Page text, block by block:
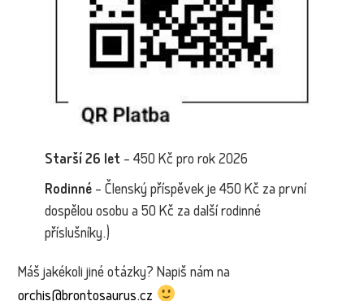
Starší 26 let – 450 Kč pro rok 2026
Rodinné– Členský příspěvek je 450 Kč za první
dospělou osobu a 50 Kč za další rodinné
příslušníky.)
Máš jakékoli jiné otázky? Napiš nám na
orchis@brontosaurus.cz